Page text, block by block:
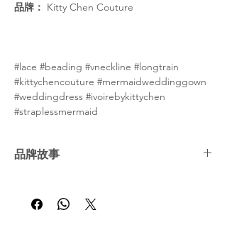
品牌： Kitty Chen Couture
#lace #beading #vneckline #longtrain
#kittychencouture #mermaidweddinggown
#weddingdress #ivoirebykittychen
#straplessmermaid
品牌故事
精神的年輕設計師。她於 2004 年在美國南加
州推出第一個婚紗系列，並自此成為婚紗界的